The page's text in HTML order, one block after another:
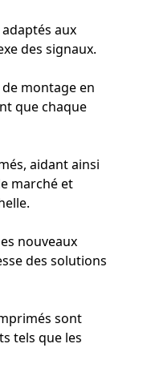
aux
des signaux.
montage en
que chaque
aidant ainsi
marché et
nouveaux
des solutions
sont
tels que les